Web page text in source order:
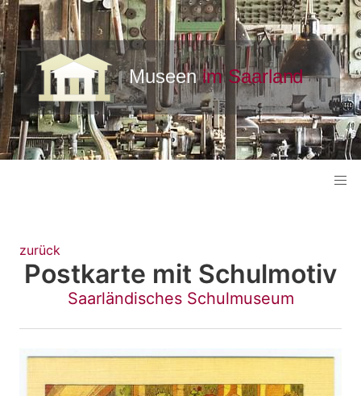
zurück
Postkarte mit Schulmotiv
Saarländisches Schulmuseum